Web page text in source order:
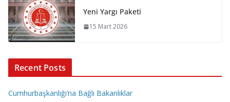
Yeni Yargı Paketi
15 Mart 2026
Recent Posts
Cumhurbaşkanlığı’na Bağlı Bakanlıklar